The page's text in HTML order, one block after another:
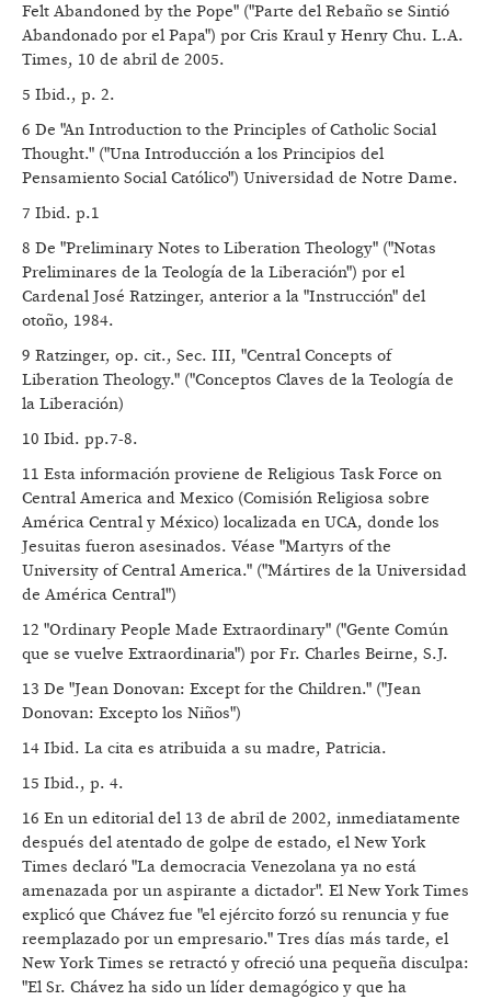
Felt Abandoned by the Pope" ("Parte del Rebaño se Sintió
Abandonado por el Papa") por Cris Kraul y Henry Chu. L.A.
Times, 10 de abril de 2005.
5 Ibid., p. 2.
6 De "An Introduction to the Principles of Catholic Social
Thought." ("Una Introducción a los Principios del
Pensamiento Social Católico") Universidad de Notre Dame.
7 Ibid. p.1
8 De "Preliminary Notes to Liberation Theology" ("Notas
Preliminares de la Teología de la Liberación") por el
Cardenal José Ratzinger, anterior a la "Instrucción" del
otoño, 1984.
9 Ratzinger, op. cit., Sec. III, "Central Concepts of
Liberation Theology." ("Conceptos Claves de la Teología de
la Liberación)
10 Ibid. pp.7-8.
11 Esta información proviene de Religious Task Force on
Central America and Mexico (Comisión Religiosa sobre
América Central y México) localizada en UCA, donde los
Jesuitas fueron asesinados. Véase "Martyrs of the
University of Central America." ("Mártires de la Universidad
de América Central")
12 "Ordinary People Made Extraordinary" ("Gente Común
que se vuelve Extraordinaria") por Fr. Charles Beirne, S.J.
13 De "Jean Donovan: Except for the Children." ("Jean
Donovan: Excepto los Niños")
14 Ibid. La cita es atribuida a su madre, Patricia.
15 Ibid., p. 4.
16 En un editorial del 13 de abril de 2002, inmediatamente
después del atentado de golpe de estado, el New York
Times declaró "La democracia Venezolana ya no está
amenazada por un aspirante a dictador". El New York Times
explicó que Chávez fue "el ejército forzó su renuncia y fue
reemplazado por un empresario." Tres días más tarde, el
New York Times se retractó y ofreció una pequeña disculpa:
"El Sr. Chávez ha sido un líder demagógico y que ha